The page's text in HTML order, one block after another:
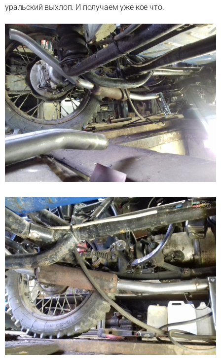
уральский выхлоп. И получаем уже кое что.